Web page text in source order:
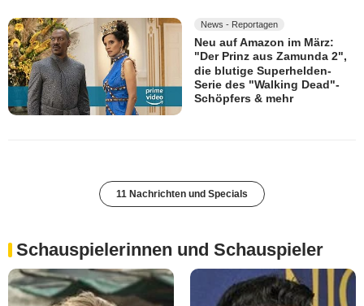
News - Reportagen
Neu auf Amazon im März:
"Der Prinz aus Zamunda 2",
die blutige Superhelden-
Serie des "Walking Dead"-
Schöpfers & mehr
11 Nachrichten und Specials
Schauspielerinnen und Schauspieler